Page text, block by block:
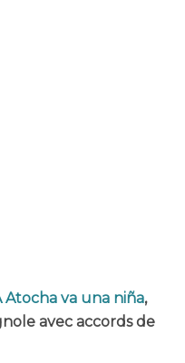
va una niña,
avec accords de